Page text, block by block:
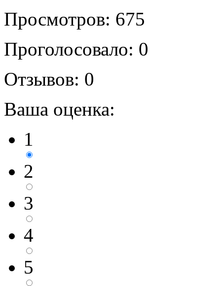
Просмотров: 675
Проголосовало: 0
Отзывов: 0
Ваша оценка:
1
2
3
4
5